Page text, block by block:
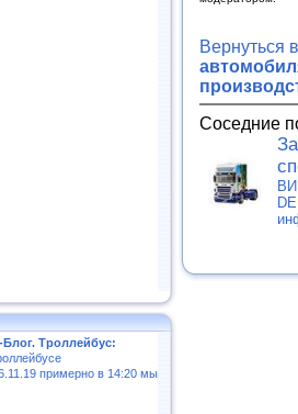
Троллейбус:
примерно в 14:20 мы
Вернуться
Соседние